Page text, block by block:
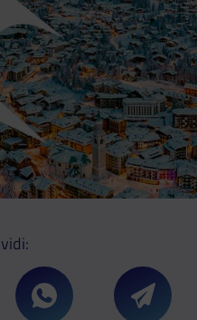
su TwitterCondividi su